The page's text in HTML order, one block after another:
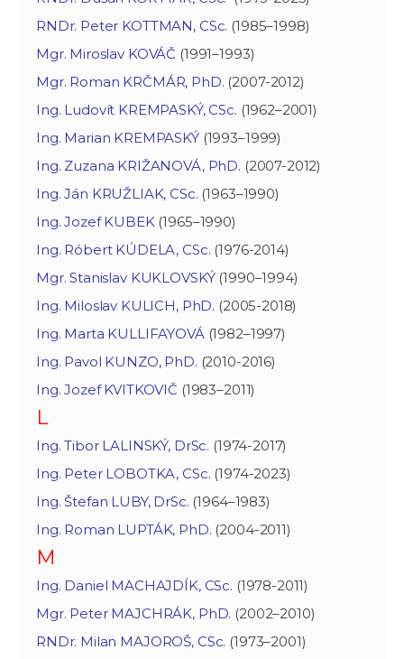
RNDr. Peter KOTTMAN, CSc. (1985–1998)
Mgr. Miroslav KOVÁČ (1991–1993)
Mgr. Roman KRČMÁR, PhD. (2007-2012)
Ing. Ludovít KREMPASKÝ, CSc. (1962–2001)
Ing. Marian KREMPASKÝ(1993–1999)
Ing. Zuzana KRIŽANOVÁ, PhD. (2007-2012)
Ing. Ján KRUŽLIAK, CSc. (1963–1990)
Ing. Jozef KUBEK(1965–1990)
Ing. Róbert KÚDELA, CSc. (1976-2014)
Mgr. Stanislav KUKLOVSKÝ(1990–1994)
Ing. Miloslav KULICH, PhD. (2005-2018)
Ing. Marta KULLIFAYOVÁ(1982–1997)
Ing. Pavol KUNZO, PhD. (2010-2016)
Ing. Jozef KVITKOVIČ (1983–2011)
L
Ing. Tibor LALINSKÝ, DrSc. (1974-2017)
Ing. Peter LOBOTKA, CSc. (1974-2023)
Ing. Štefan LUBY, DrSc. (1964–1983)
Ing. Roman LUPTÁK, PhD. (2004-2011)
M
Ing. Daniel MACHAJDÍK, CSc. (1978-2011)
Mgr. Peter MAJCHRÁK, PhD. (2002–2010)
RNDr. Milan MAJOROŠ, CSc. (1973–2001)